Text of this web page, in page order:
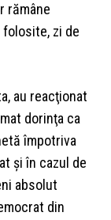
rămâne
zi de
au reacţionat
dorinţa ca
împotriva
şi în cazul de
absolut
din